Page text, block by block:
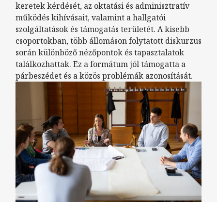
keretek kérdését, az oktatási és adminisztratív
működés kihívásait, valamint a hallgatói
szolgáltatások és támogatás területét. A kisebb
csoportokban, több állomáson folytatott diskurzus
során különböző nézőpontok és tapasztalatok
találkozhattak. Ez a formátum jól támogatta a
párbeszédet és a közös problémák azonosítását.